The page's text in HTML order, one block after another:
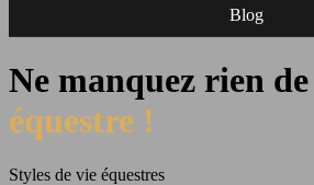
Blog
Ne manquez rien de
équestre !
Styles de vie équestres